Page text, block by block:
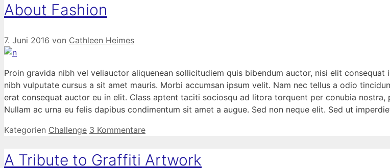
About Fashion
7. Juni 2016 von Cathleen Heimes
Proin gravida nibh vel veliauctor aliquenean sollicitudiem quis bibendum auctor, nisi elit
nibh vulputate cursus a sit amet mauris. Morbi accumsan ipsum velit. Nam nec tellus a odio
erat consequat auctor eu in elit. Class aptent taciti sociosqu ad litora torquent per conubia nostra,
Nullam ac urna eu felis dapibus condimentum sit amet a augue. Sed non neque elit. Sed ut
Kategorien Challenge 3 Kommentare
A Tribute to Graffiti Artwork